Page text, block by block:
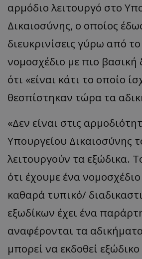
αρμόδιο λειτουργό στο
Δικαιοσύνης, ο οποίος
διευκρινίσεις γύρω από
νομοσχέδιο με πιο βασική
ότι «είναι κάτι το οποίο
θεσπίστηκαν τώρα τα
«Δεν είναι στις
Υπουργείου Δικαιοσύνης
λειτουργούν τα εξώδικα.
ότι έχουμε ένα
καθαρά τυπικό/
εξωδίκων έχει ένα
αναφέρονται τα
μπορεί να εκδοθεί